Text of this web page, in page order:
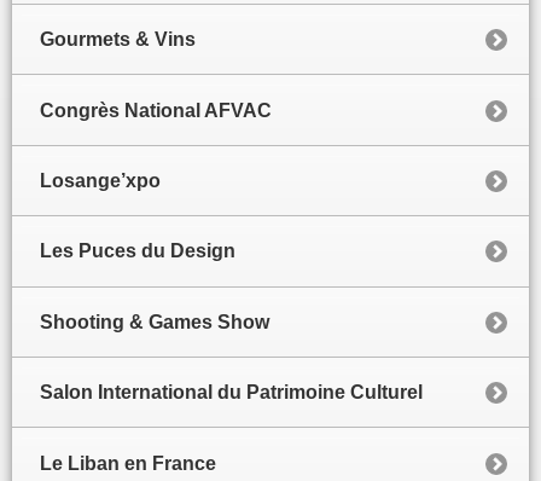
Gourmets & Vins
Congrès National AFVAC
Losange’xpo
Les Puces du Design
Shooting & Games Show
Salon International du Patrimoine Culturel
Le Liban en France